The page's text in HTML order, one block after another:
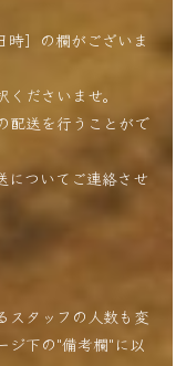
時］の欄がございま
ださいませ。
配送を行うことがで
についてご連絡させ
スタッフの人数も変
ジ下の"備考欄"に以